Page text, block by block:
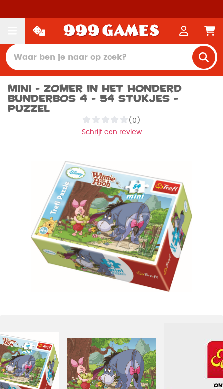
Mini - Zomer in het Honderd
Bunderbos 4 - 54 stukjes -
Puzzel
(0)
Schrijf een review